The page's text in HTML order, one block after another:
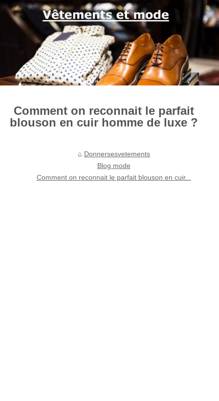
Comment on reconnait le parfait
blouson en cuir homme de luxe ?
Donnersesvetements
Blog mode
Comment on reconnait le parfait blouson en cuir...